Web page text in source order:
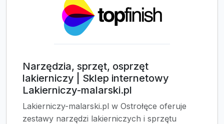
Narzędzia, sprzęt, osprzęt
lakierniczy | Sklep internetowy
Lakierniczy-malarski.pl
Lakierniczy-malarski.pl w Ostrołęce oferuje
zestawy narzędzi lakierniczych i sprzętu